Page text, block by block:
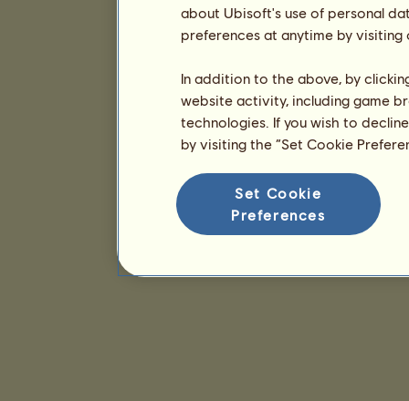
about Ubisoft's use of personal
preferences at anytime by
In addition to the above, by
website activity, including game
technologies. If you wish to
by visiting the “Set Cookie
Set Cookie
Preferences